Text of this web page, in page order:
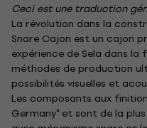
Ceci est une traduction
La révolution dans la
Snare Cajon est un cajon
expérience de Sela dans
méthodes de production
possibilités visuelles et
Les composants aux
Germany" et sont de la